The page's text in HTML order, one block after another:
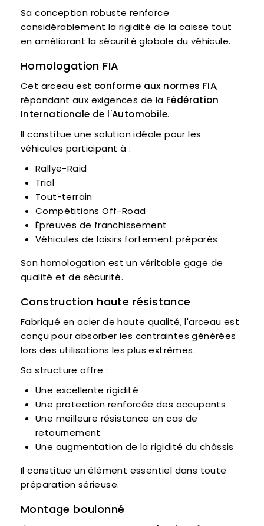
Sa conception robuste renforce
considérablement la rigidité de la caisse tout
en améliorant la sécurité globale du véhicule.
Homologation FIA
Cet arceau est conforme aux normes FIA,
répondant aux exigences de la Fédération
Internationale de l'Automobile.
Il constitue une solution idéale pour les
véhicules participant à :
Rallye-Raid
Trial
Tout-terrain
Compétitions Off-Road
Épreuves de franchissement
Véhicules de loisirs fortement préparés
Son homologation est un véritable gage de
qualité et de sécurité.
Construction haute résistance
Fabriqué en acier de haute qualité, l'arceau est
conçu pour absorber les contraintes générées
lors des utilisations les plus extrêmes.
Sa structure offre :
Une excellente rigidité
Une protection renforcée des occupants
Une meilleure résistance en cas de
retournement
Une augmentation de la rigidité du châssis
Il constitue un élément essentiel dans toute
préparation sérieuse.
Montage boulonné